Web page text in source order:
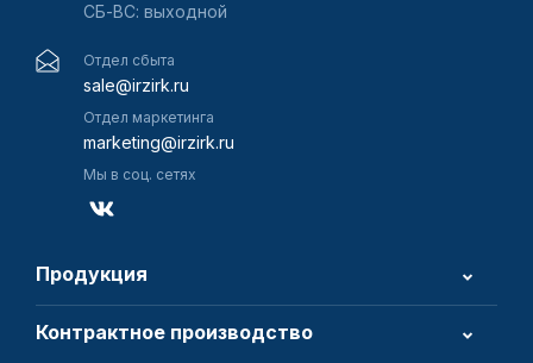
СБ-ВС: выходной
Отдел сбыта
sale@irzirk.ru
Отдел маркетинга
marketing@irzirk.ru
Мы в соц. сетях
Продукция
Контрактное производство